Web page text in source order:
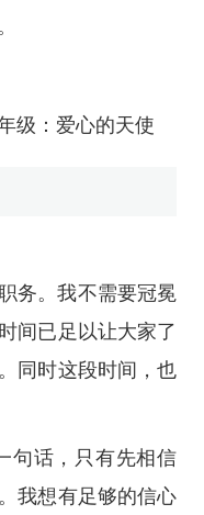
级：爱心的天使
务。我不需要冠冕
间已足以让大家了
同时这段时间，也
句话，只有先相信
我想有足够的信心